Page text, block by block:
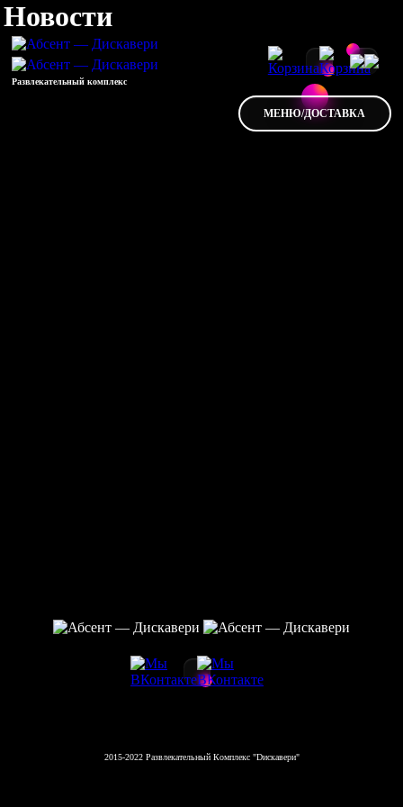
Развлекательный комплекс
МЕНЮ/ДОСТАВКА
Новости
2015-2022 Развлекательный Комплекс "Dискавери"